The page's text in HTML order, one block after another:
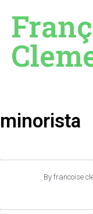
minorista
By francoise